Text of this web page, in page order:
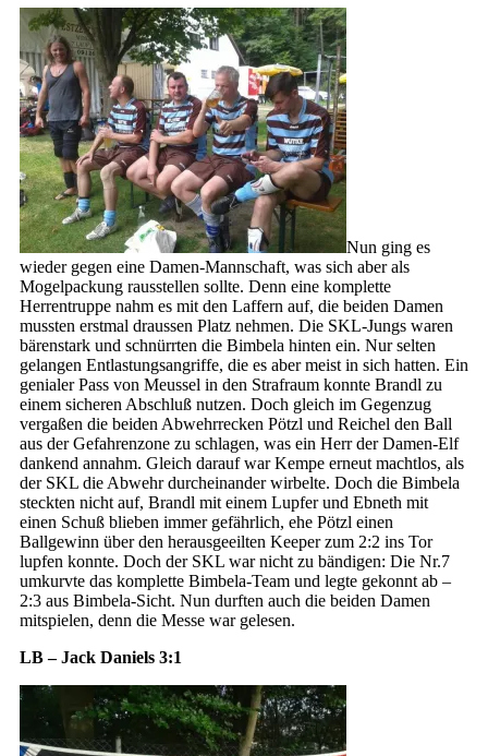
Nun ging es
wieder gegen eine Damen-Mannschaft, was sich aber als
Mogelpackung rausstellen sollte. Denn eine komplette
Herrentruppe nahm es mit den Laffern auf, die beiden Damen
mussten erstmal draussen Platz nehmen. Die SKL-Jungs waren
bärenstark und schnürrten die Bimbela hinten ein. Nur selten
gelangen Entlastungsangriffe, die es aber meist in sich hatten. Ein
genialer Pass von Meussel in den Strafraum konnte Brandl zu
einem sicheren Abschluß nutzen. Doch gleich im Gegenzug
vergaßen die beiden Abwehrrecken Pötzl und Reichel den Ball
aus der Gefahrenzone zu schlagen, was ein Herr der Damen-Elf
dankend annahm. Gleich darauf war Kempe erneut machtlos, als
der SKL die Abwehr durcheinander wirbelte. Doch die Bimbela
steckten nicht auf, Brandl mit einem Lupfer und Ebneth mit
einen Schuß blieben immer gefährlich, ehe Pötzl einen
Ballgewinn über den herausgeeilten Keeper zum 2:2 ins Tor
lupfen konnte. Doch der SKL war nicht zu bändigen: Die Nr.7
umkurvte das komplette Bimbela-Team und legte gekonnt ab –
2:3 aus Bimbela-Sicht. Nun durften auch die beiden Damen
mitspielen, denn die Messe war gelesen.
LB – Jack Daniels 3:1